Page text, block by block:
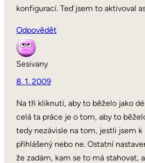
konfigurací. Teď jsem to aktivoval
Odpovědět
Sesivany
8. 1. 2009
Na tři kliknutí, aby to běželo jako
celá ta práce je o tom, aby to
tedy nezávisle na tom, jestli jsem
přihlášený nebo ne. Ostatní
že zadám, kam se to má stahovat,